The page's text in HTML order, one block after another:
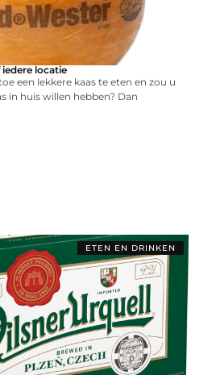
locatie
een lekkere kaas te eten en zou u
in huis willen hebben? Dan
ETEN EN DRINKEN